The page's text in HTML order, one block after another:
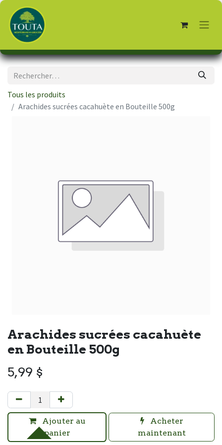
Tous les produits
Arachides sucrées cacahuète en Bouteille 500g
Arachides sucrées cacahuète
en Bouteille 500g
5,99 $
Ajouter au
panier
Acheter
maintenant